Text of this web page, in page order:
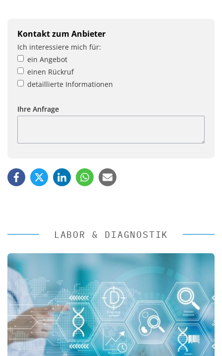
Kontakt zum Anbieter
Ich interessiere mich für:
ein Angebot
einen Rückruf
detaillierte Informationen
Ihre Anfrage
LABOR & DIAGNOSTIK